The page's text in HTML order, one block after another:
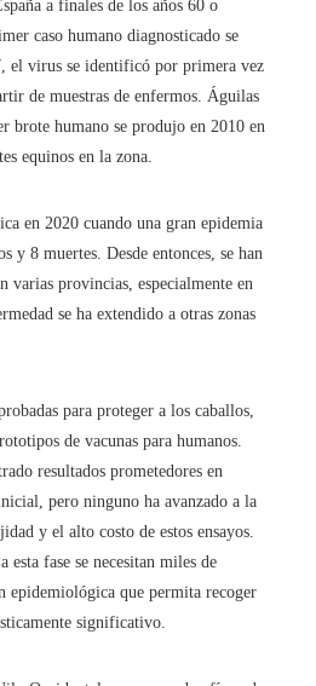
a finales de los años 60 o
caso humano diagnosticado se
el virus se identificó por primera vez
de muestras de enfermos. Águilas
brote humano se produjo en 2010 en
equinos en la zona.
en 2020 cuando una gran epidemia
y 8 muertes. Desde entonces, se han
varias provincias, especialmente en
se ha extendido a otras zonas
para proteger a los caballos,
de vacunas para humanos.
resultados prometedores en
pero ninguno ha avanzado a la
y el alto costo de estos ensayos.
esta fase se necesitan miles de
epidemiológica que permita recoger
significativo.